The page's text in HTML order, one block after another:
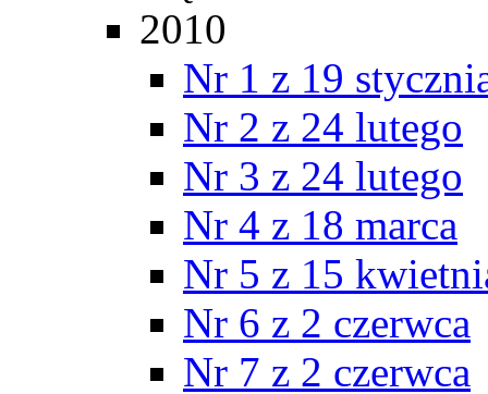
2010
Nr 1 z 19
Nr 2 z 24 lutego
Nr 3 z 24 lutego
Nr 4 z 18 marca
Nr 5 z 15
Nr 6 z 2 czerwca
Nr 7 z 2 czerwca